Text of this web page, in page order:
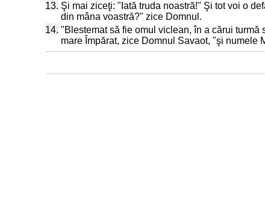
13. Şi mai ziceţi: "Iată truda noastră!" Şi tot voi o
din mâna voastră?" zice Domnul.
14. "Blestemat să fie omul viclean, în a cărui
mare Împărat, zice Domnul Savaot, "şi numele